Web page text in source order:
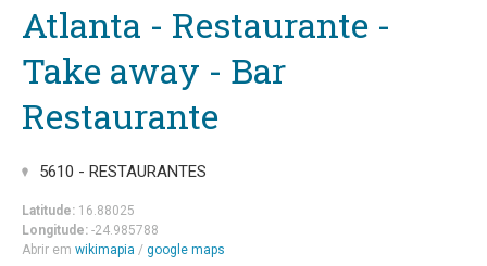
Atlanta - Restaurante -
Take away - Bar
Restaurante
5610 - RESTAURANTES
Latitude: 16.88025
Longitude: -24.985788
Abrir em wikimapia / google maps